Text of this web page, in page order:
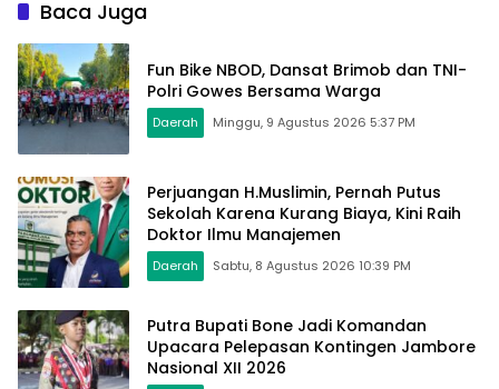
Baca Juga
Fun Bike NBOD, Dansat Brimob dan TNI-
Polri Gowes Bersama Warga
Daerah Minggu, 9 Agustus 2026 5:37 PM
Perjuangan H.Muslimin, Pernah Putus
Sekolah Karena Kurang Biaya, Kini Raih
Doktor Ilmu Manajemen
Daerah Sabtu, 8 Agustus 2026 10:39 PM
Putra Bupati Bone Jadi Komandan
Upacara Pelepasan Kontingen Jambore
Nasional XII 2026